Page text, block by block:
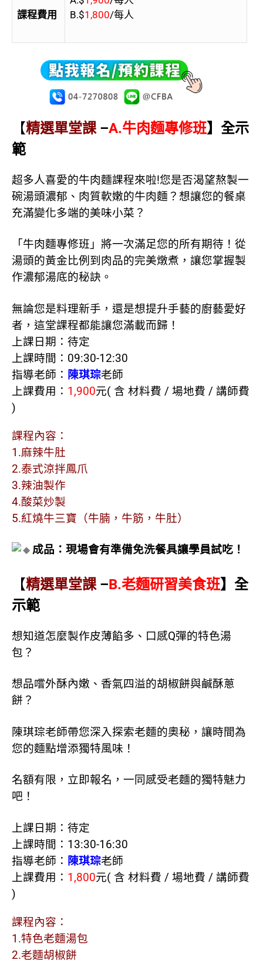
課程費用
B.$1,800/每人
【精選單堂課–A.牛肉麵專修班】全示
範
超多人喜愛的牛肉麵課程來啦!您是否渴望熬製一
碗湯頭濃郁、肉質軟嫩的牛肉麵？想讓您的餐桌
充滿變化多端的美味小菜？
「牛肉麵專修班」將一次滿足您的所有期待！從
湯頭的黃金比例到肉品的完美燉煮，讓您掌握製
作濃郁湯底的秘訣。
無論您是料理新手，還是想提升手藝的廚藝愛好
者，這堂課程都能讓您滿載而歸！
上課日期：待定
上課時間：09:30-12:30
指導老師： 陳琪琮老師
上課費用： 1,900元( 含 材料費 / 場地費 / 講師費
)
課程內容：
1.麻辣牛肚
2.泰式涼拌鳳爪
3.辣油製作
4.酸菜炒製
5.紅燒牛三寶（牛腩，牛筋，牛肚）
成品：現場會有準備免洗餐具讓學員試吃！
【精選單堂課–B.老麵研習美食班】全
示範
想知道怎麼製作皮薄餡多、口感Q彈的特色湯
包？
想品嚐外酥內嫩、香氣四溢的胡椒餅與鹹酥蔥
餅？
陳琪琮老師帶您深入探索老麵的奧秘，讓時間為
您的麵點增添獨特風味！
名額有限，立即報名，一同感受老麵的獨特魅力
吧！
上課日期：待定
上課時間：13:30-16:30
指導老師： 陳琪琮老師
上課費用： 1,800元( 含 材料費 / 場地費 / 講師費
)
課程內容：
1.特色老麵湯包
2.老麵胡椒餅